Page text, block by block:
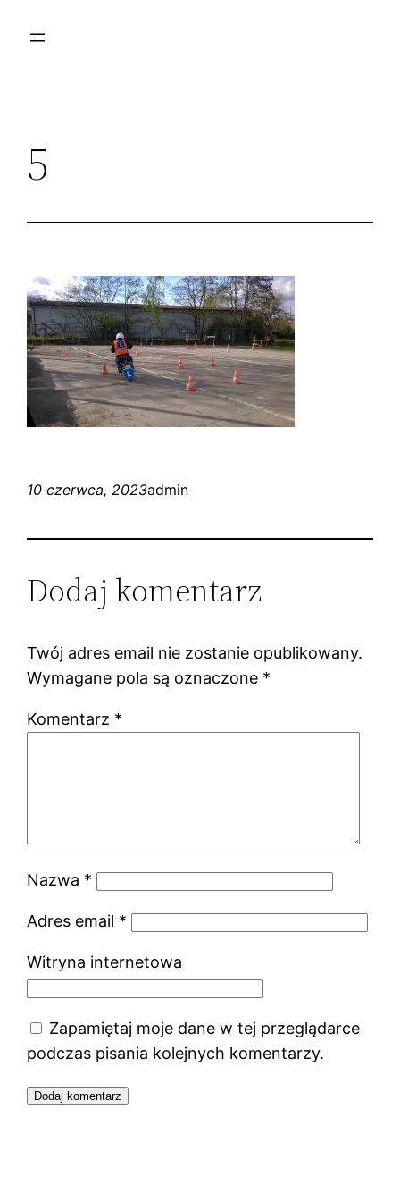
5
10 czerwca, 2023admin
Dodaj komentarz
Twój adres email nie zostanie opublikowany.
Wymagane pola są oznaczone *
Komentarz *
Nazwa *
Adres email *
Witryna internetowa
Zapamiętaj moje dane w tej przeglądarce
podczas pisania kolejnych komentarzy.